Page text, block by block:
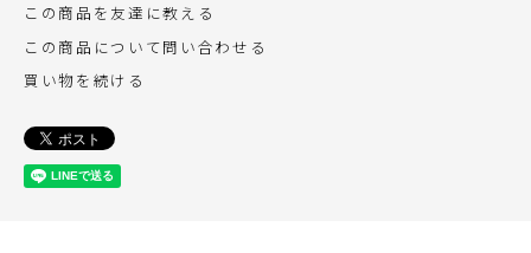
この商品を友達に教える
この商品について問い合わせる
買い物を続ける